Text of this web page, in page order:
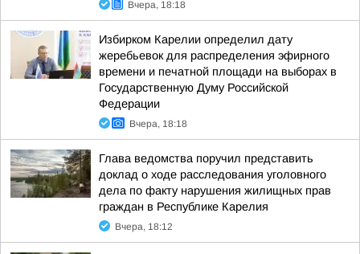
Вчера, 18:18
Избирком Карелии определил дату
жеребьевок для распределения эфирного
времени и печатной площади на выборах в
Государственную Думу Российской
Федерации
Вчера, 18:18
Глава ведомства поручил представить
доклад о ходе расследования уголовного
дела по факту нарушения жилищных прав
граждан в Республике Карелия
Вчера, 18:12